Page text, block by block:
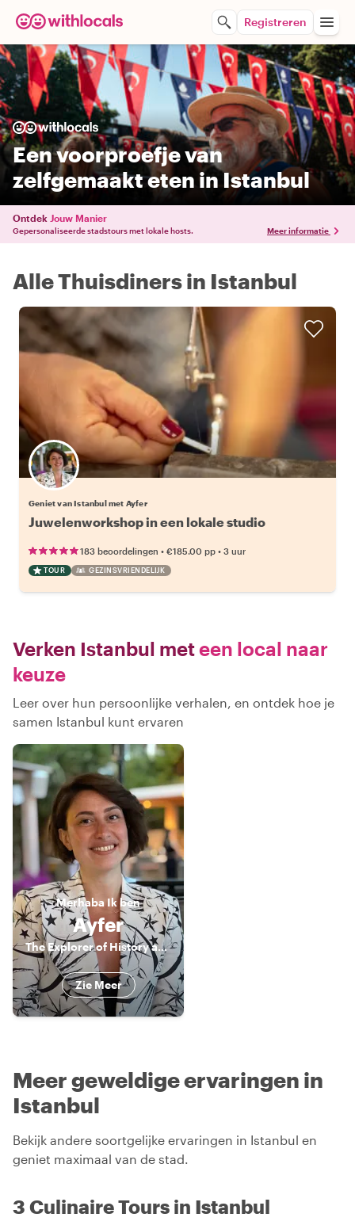
Registreren
Een voorproefje van
zelfgemaakt eten in Istanbul
Ontdek Jouw Manier
Gepersonaliseerde stadstours met lokale hosts. Meer informatie
Alle Thuisdiners in Istanbul
Geniet van Istanbul met Ayfer
Juwelenworkshop in een lokale studio
183 beoordelingen • €185.00 pp • 3 uur
TOUR GEZINSVRIENDELIJK
Verken Istanbul meteen local naar
keuze
Leer over hun persoonlijke verhalen, en ontdek hoe je
samen Istanbul kunt ervaren
Merhaba Ik ben
Ayfer
The Explorer of History and Lifestyle
Zie Meer
Meer geweldige ervaringen in
Istanbul
Bekijk andere soortgelijke ervaringen in Istanbul en
geniet maximaal van de stad.
3 Culinaire Tours in Istanbul